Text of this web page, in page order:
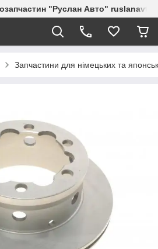
"Руслан Авто"
Запчастини для німецьких та